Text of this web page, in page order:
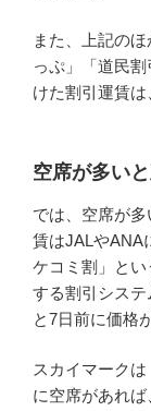
また、上記の
っぷ」「道民
けた割引運賃は
空席が多い
では、空席が
賃はJALやANA
ケコミ割」と
する割引シス
と7日前に価格
スカイマーク
に空席があれば